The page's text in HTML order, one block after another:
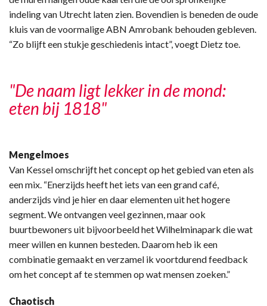
indeling van Utrecht laten zien. Bovendien is beneden de oude
kluis van de voormalige ABN Amrobank behouden gebleven.
“Zo blijft een stukje geschiedenis intact”, voegt Dietz toe.
"De naam ligt lekker in de mond:
eten bij 1818"
Mengelmoes
Van Kessel omschrijft het concept op het gebied van eten als
een mix. “Enerzijds heeft het iets van een grand café,
anderzijds vind je hier en daar elementen uit het hogere
segment. We ontvangen veel gezinnen, maar ook
buurtbewoners uit bijvoorbeeld het Wilhelminapark die wat
meer willen en kunnen besteden. Daarom heb ik een
combinatie gemaakt en verzamel ik voortdurend feedback
om het concept af te stemmen op wat mensen zoeken.”
Chaotisch